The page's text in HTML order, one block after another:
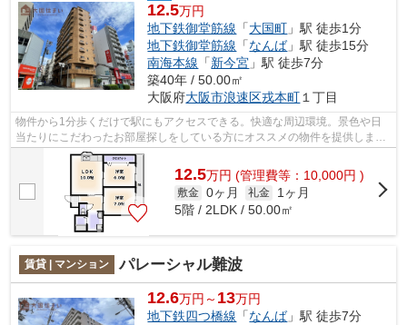
12.5万円
地下鉄御堂筋線 「大国町 」駅 徒歩1分
地下鉄御堂筋線 「なんば」駅 徒歩15分
南海本線 「新今宮 」駅 徒歩7分
築40年 / 50.00㎡
大阪府大阪市浪速区戎本町１丁目
物件から1分歩くだけで駅にもアクセスできる。快適な周辺環境。景色や日
当たりにこだわったお部屋探しをしている方にオススメの物件を提供しま
す。多くの方からご好評頂いているエメラ...
12.5万円 (管理費等：10,000円 )
敷金 0ヶ月 礼金
1ヶ月
5階 / 2LDK / 50.00㎡
賃貸 | マンション パレーシャル難波
12.6万円～ 13万円
地下鉄四つ橋線 「なんば」駅 徒歩7分